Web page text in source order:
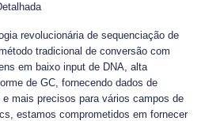
revolucionária de sequenciação de
tradicional de conversão com
em baixo input de DNA, alta
de GC, fornecendo dados de
mais precisos para vários campos de
estamos comprometidos em fornecer